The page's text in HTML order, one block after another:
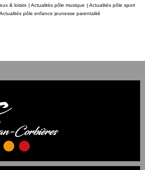
& loisirs | Actualités pôle musique | Actualités pôle sport
Actualités pôle enfance jeunesse parentalité